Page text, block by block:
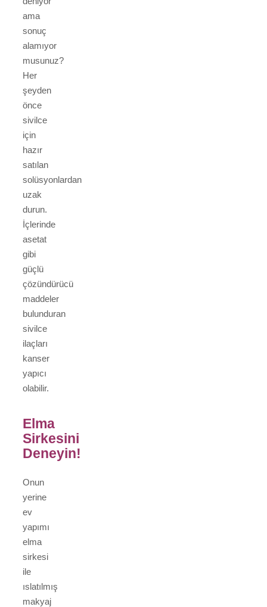
ama
sonuç
alamıyor
musunuz?
Her
şeyden
önce
sivilce
için
hazır
satılan
solüsyonlardan
uzak
durun.
İçlerinde
asetat
gibi
güçlü
çözündürücü
maddeler
bulunduran
sivilce
ilaçları
kanser
yapıcı
olabilir.
Elma
Sirkesini
Deneyin!
Onun
yerine
ev
yapımı
elma
sirkesi
ile
ıslatılmış
makyaj